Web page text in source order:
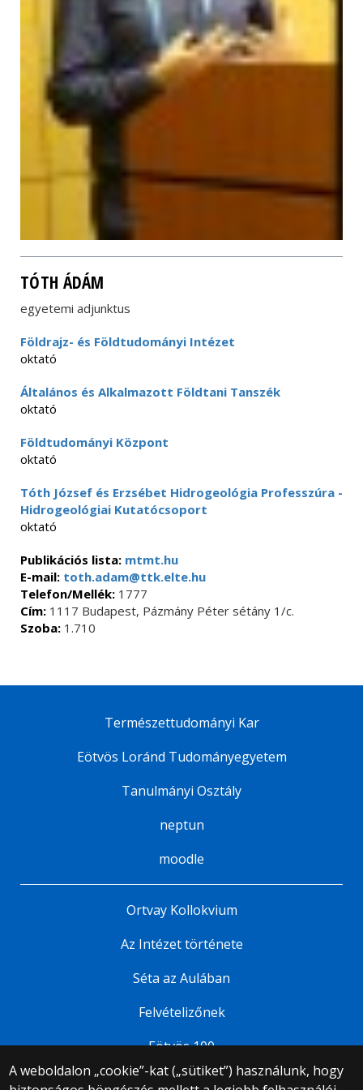
TÓTH ÁDÁM
egyetemi adjunktus
Földrajz- és Földtudományi Intézet
oktató
Általános és Alkalmazott Földtani Tanszék
oktató
Földtudományi Központ
oktató
Tóth József és Erzsébet Hidrogeológia Professzúra -
Hidrogeológiai Kutatócsoport
oktató
Publikációs lista: mtmt.hu
E-mail: toth.adam@ttk.elte.hu
Telefon/Mellék: 1777
Cím: 1117 Budapest, Pázmány Péter sétány 1/c.
Szoba: 1.710
A weboldalon „cookie”-kat („sütiket”) használunk, hogy
Természettudományi Kar
Eötvös Loránd Tudományegyetem
Tanulmányi Osztály
neptun
moodle
Ortvay Kollokvium
Az Intézet története
Séta az Aulában
Felvételizőnek
Eötvös 100